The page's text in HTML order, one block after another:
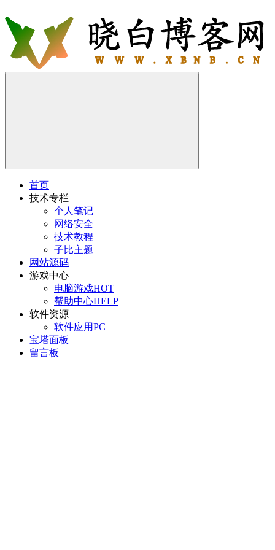
首页
技术专栏
个人笔记
网络安全
技术教程
子比主题
网站源码
游戏中心
电脑游戏HOT
帮助中心HELP
软件资源
软件应用PC
宝塔面板
留言板